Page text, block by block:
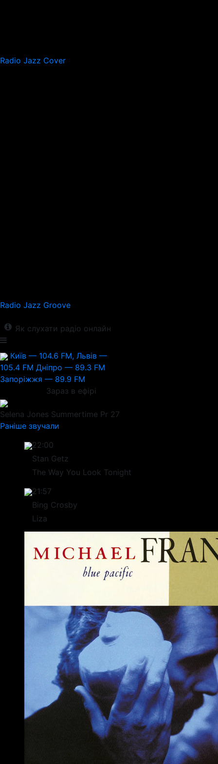
Radio Jazz Cover
Radio Jazz Groove
Як слухати радіо онлайн
Київ — 104.6 FM, Львів —
105.4 FM Дніпро — 89.3 FM
Запоріжжя — 89.9 FM
Зараз в ефірі
Selena Jones Summertime Pr 27
Раніше звучали
22:00
Stan Getz
The Way You Look Tonight
21:57
Bing Crosby
Liza